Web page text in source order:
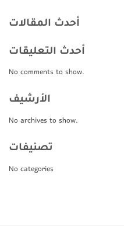
أحدث المقالات
أحدث التعليقات
No comments to show.
الأرشيف
No archives to show.
تصنيفات
No categories